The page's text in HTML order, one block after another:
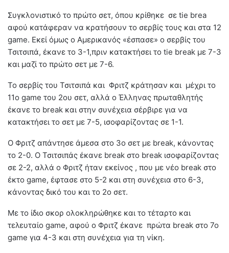
Συγκλονιστικό το πρώτο σετ, όπου κρίθηκε σε tie brea
αφού κατάφεραν να κρατήσουν το σερβίς τους και στα 12
game. Εκεί όμως ο Αμερικανός «έσπασε» ο σερβίς του
Τσιτσιπά, έκανε το 3-1,πριν κατακτήσει το tie break με 7-3
και μαζί το πρώτο σετ με 7-6.
Το σερβίς του Τσιτσιπά και Φριτζ κράτησαν και μέχρι το
11ο game του 2ου σετ, αλλά ο Έλληνας πρωταθλητής
έκανε το break και στην συνέχεια σέρβιρε για να
κατακτήσει το σετ με 7-5, ισοφαρίζοντας σε 1-1.
Ο Φριτζ απάντησε άμεσα στο 3ο σετ με break, κάνοντας
το 2-0. Ο Τσιτσιπάς έκανε break στο break ισοφαρίζοντας
σε 2-2, αλλά ο Φριτζ ήταν εκείνος , που με νέο break στο
έκτο game, έφτασε στο 5-2 και στη συνέχεια στο 6-3,
κάνοντας δικό του και το 2ο σετ.
Με το ίδιο σκορ ολοκληρώθηκε και το τέταρτο και
τελευταίο game, αφού ο Φριτζ έκανε πρώτα break στο 7ο
game για 4-3 και στη συνέχεια για τη νίκη.